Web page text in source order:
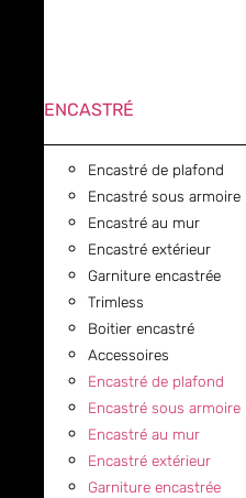
ENCASTRÉ
Encastré de plafond
Encastré sous armoire
Encastré au mur
Encastré extérieur
Garniture encastrée
Trimless
Boitier encastré
Accessoires
Encastré de plafond
Encastré sous armoire
Encastré au mur
Encastré extérieur
Garniture encastrée